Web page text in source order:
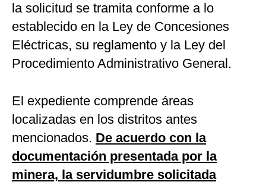
la solicitud se tramita conforme a lo
establecido en la Ley de Concesiones
Eléctricas, su reglamento y la Ley del
Procedimiento Administrativo General.
El expediente comprende áreas
localizadas en los distritos antes
mencionados. De acuerdo con la
documentación presentada por la
minera, la servidumbre solicitada